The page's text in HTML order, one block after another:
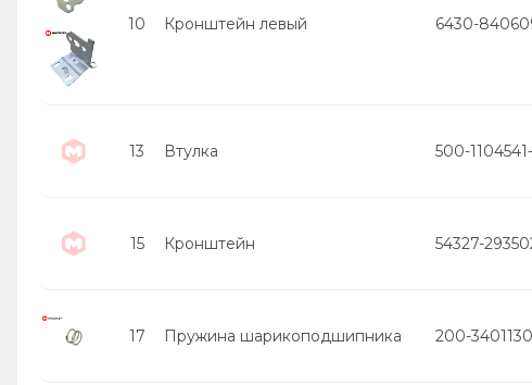
10 Кронштейн левый 6430-
13 Втулка 500-
15 Кронштейн 54327-
17 Пружина шарикоподшипника 200-3401130